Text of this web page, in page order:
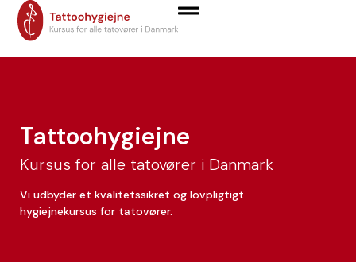
Kenneth Olsen
Tattoohygiejne
Kursus for alle tatovører i Danmark
Vi udbyder et kvalitetssikret og lovpligtigt
hygiejnekursus for tatovører.